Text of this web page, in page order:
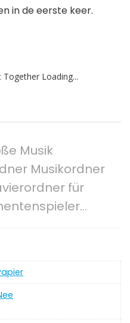
in de eerste keer.
Loading...
Musik
Musikordner
für